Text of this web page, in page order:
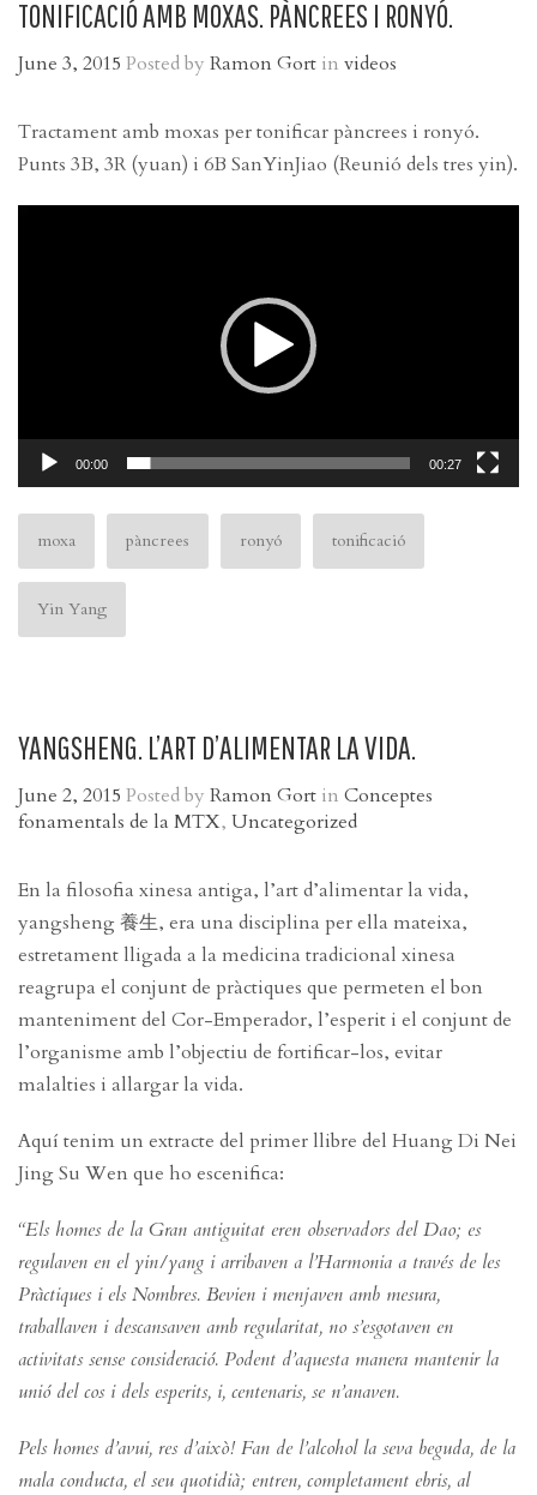
TONIFICACIÓ AMB MOXAS. PÀNCREES I RONYÓ.
June 3, 2015 Posted by Ramon Gort in videos
Tractament amb moxas per tonificar pàncrees i ronyó.
Punts 3B, 3R (yuan) i 6B SanYinJiao (Reunió dels tres yin).
Video
00:00 00:27
moxa pàncrees ronyó tonificació
Yin Yang
YANGSHENG. L’ART D’ALIMENTAR LA VIDA.
June 2, 2015 Posted by Ramon Gort in Conceptes
fonamentals de la MTX, Uncategorized
En la filosofia xinesa antiga, l’art d’alimentar la vida,
yangsheng 養生, era una disciplina per ella mateixa,
estretament lligada a la medicina tradicional xinesa
reagrupa el conjunt de pràctiques que permeten el bon
manteniment del Cor-Emperador, l’esperit i el conjunt de
l’organisme amb l’objectiu de fortificar-los, evitar
malalties i allargar la vida.
Aquí tenim un extracte del primer llibre del Huang Di Nei
Jing Su Wen que ho escenifica:
“Els homes de la Gran antiguitat eren observadors del Dao; es
regulaven en el yin/yang i arribaven a l’Harmonia a través de les
Pràctiques i els Nombres. Bevien i menjaven amb mesura,
traballaven i descansaven amb regularitat, no s’esgotaven en
activitats sense consideració. Podent d’aquesta manera mantenir la
unió del cos i dels esperits, i, centenaris, se n’anaven.
Pels homes d’avui, res d’això! Fan de l’alcohol la seva beguda, de la
mala conducta, el seu quotidià; entren, completament ebris, al